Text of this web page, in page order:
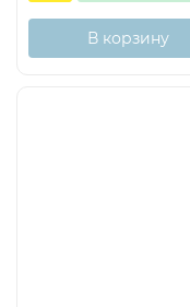
В корзину